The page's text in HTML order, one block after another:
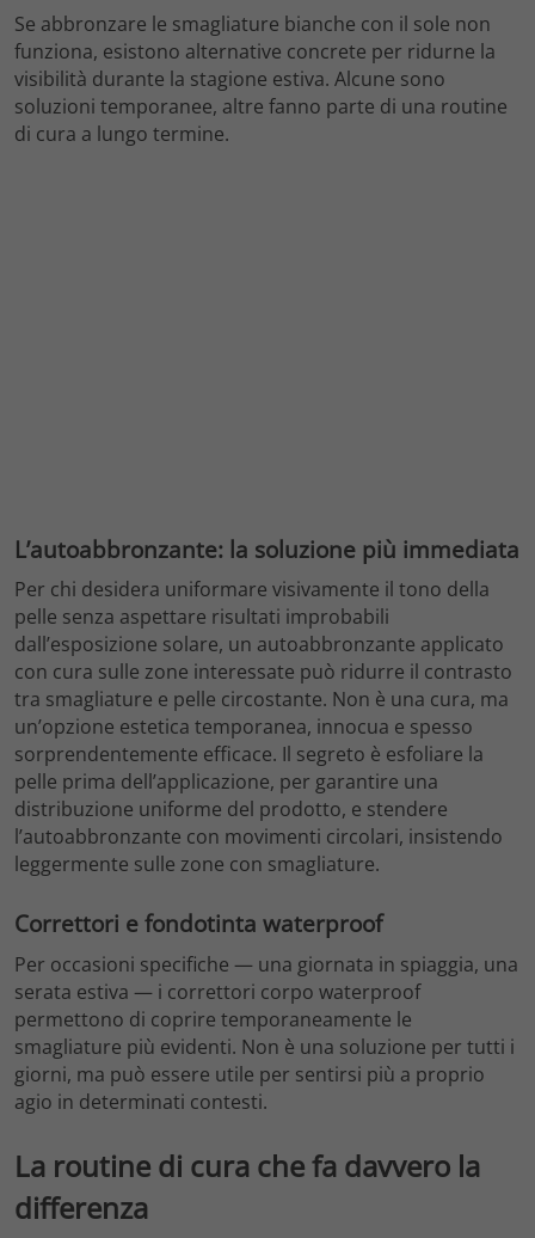
Se abbronzare le smagliature bianche con il sole non
funziona, esistono alternative concrete per ridurne la
visibilità durante la stagione estiva. Alcune sono
soluzioni temporanee, altre fanno parte di una routine
di cura a lungo termine.
L’autoabbronzante: la soluzione più immediata
Per chi desidera uniformare visivamente il tono della
pelle senza aspettare risultati improbabili
dall’esposizione solare, un autoabbronzante applicato
con cura sulle zone interessate può ridurre il contrasto
tra smagliature e pelle circostante. Non è una cura, ma
un’opzione estetica temporanea, innocua e spesso
sorprendentemente efficace. Il segreto è esfoliare la
pelle prima dell’applicazione, per garantire una
distribuzione uniforme del prodotto, e stendere
l’autoabbronzante con movimenti circolari, insistendo
leggermente sulle zone con smagliature.
Correttori e fondotinta waterproof
Per occasioni specifiche — una giornata in spiaggia, una
serata estiva — i correttori corpo waterproof
permettono di coprire temporaneamente le
smagliature più evidenti. Non è una soluzione per tutti i
giorni, ma può essere utile per sentirsi più a proprio
agio in determinati contesti.
La routine di cura che fa davvero la
differenza